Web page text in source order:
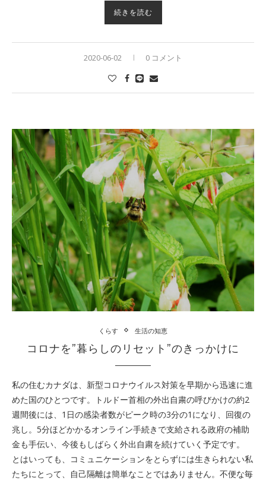
続きを読む
2020-06-02 0 コメント
くらす 生活の知恵
コロナを”暮らしのリセット”のきっかけに
私の住むカナダは、新型コロナウイルス対策を早期から迅速に進
めた国のひとつです。トルドー首相の外出自粛の呼びかけの約2
週間後には、1日の感染者数がピーク時の3分の1になり、回復の
兆し。5分ほどかかるオンライン手続きで支給される政府の補助
金も手伝い、今後もしばらく外出自粛を続けていく予定です。
とはいっても、コミュニケーションをとらずには生きられない私
たちにとって、自己隔離は簡単なことではありません。不便な毎